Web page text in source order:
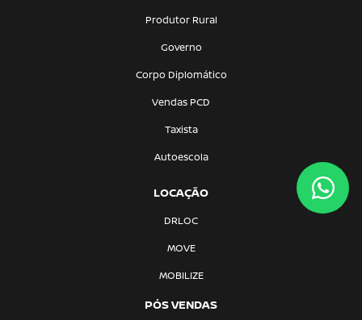
Produtor Rural
Governo
Corpo Diplomático
Vendas PCD
Taxista
Autoescola
LOCAÇÃO
DRLOC
MOVE
MOBILIZE
PÓS VENDAS